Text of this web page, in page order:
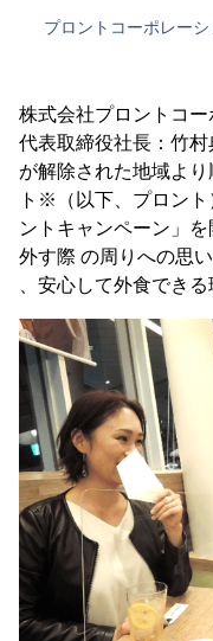
プロントコーポレーシ
株式会社プロントコ
代表取締役社長：竹
が解除された地域よ
ト※（以下、プロン
ントキャンペーン」
外す際 の周りへの思
、安心して外食でき